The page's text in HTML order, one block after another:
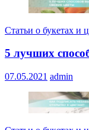
Статьи о букетах и
5 лучших
07.05.2021 admin